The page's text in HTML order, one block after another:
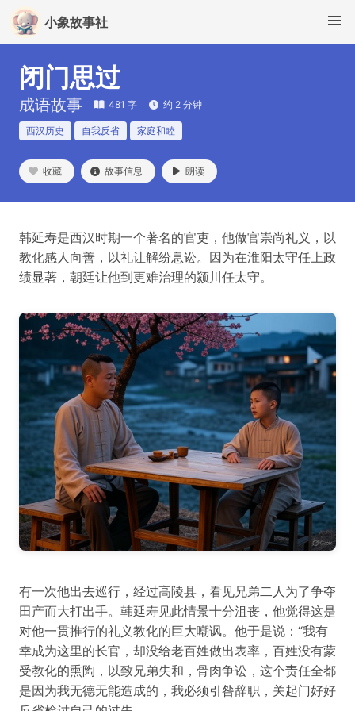
小象故事社
闭门思过
成语故事 481 字 约 2 分钟
西汉历史 自我反省 家庭和睦
收藏 故事信息 朗读
韩延寿是西汉时期一个著名的官吏，他做官崇尚礼义，以
教化感人向善，以礼让解纷息讼。因为在淮阳太守任上政
绩显著，朝廷让他到更难治理的颍川任太守。
有一次他出去巡行，经过高陵县，看见兄弟二人为了争夺
田产而大打出手。韩延寿见此情景十分沮丧，他觉得这是
对他一贯推行的礼义教化的巨大嘲讽。他于是说：“我有
幸成为这里的长官，却没给老百姓做出表率，百姓没有蒙
受教化的熏陶，以致兄弟失和，骨肉争讼，这个责任全都
是因为我无德无能造成的，我必须引咎辞职，关起门好好